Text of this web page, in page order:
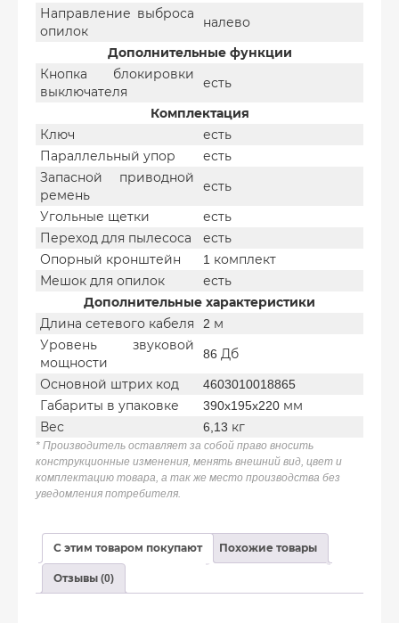
Направление выброса
опилок
налево
Дополнительные функции
Кнопка блокировки
выключателя
есть
Комплектация
Ключ
есть
Параллельный упор
есть
Запасной приводной
ремень
есть
Угольные щетки
есть
Переход для пылесоса
есть
Опорный кронштейн
1 комплект
Мешок для опилок
есть
Дополнительные характеристики
Длина сетевого кабеля
2 м
Уровень звуковой
мощности
86 Дб
Основной штрих код
4603010018865
Габариты в упаковке
390x195x220 мм
Вес
6,13 кг
* Производитель оставляет за собой право вносить
конструкционные изменения, менять внешний вид, цвет и
комплектацию товара, а так же место производства без
уведомления потребителя.
С этим товаром покупают Похожие товары
Отзывы (0)